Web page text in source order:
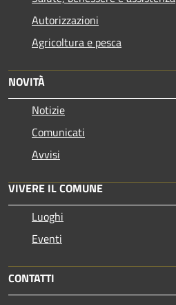
Autorizzazioni
Agricoltura e pesca
NOVITÀ
Notizie
Comunicati
Avvisi
VIVERE IL COMUNE
Luoghi
Eventi
CONTATTI